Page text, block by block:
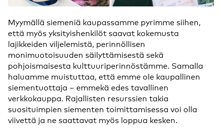
Myymällä siemeniä kaupassamme pyrimme siihen,
että myös yksityishenkilöt saavat kokemusta
lajikkeiden viljelemistä, perinnöllisen
monimuotoisuuden säilyttämisestä sekä
pohjoismaisesta kulttuuriperinnöstämme. Samalla
haluamme muistuttaa, että emme ole kaupallinen
siementuottaja – emmekä edes tavallinen
verkkokauppa. Rajallisten resurssien takia
suosituimpien siementen toimittamisessa voi olla
viivettä ja ne saattavat myös loppua kesken.